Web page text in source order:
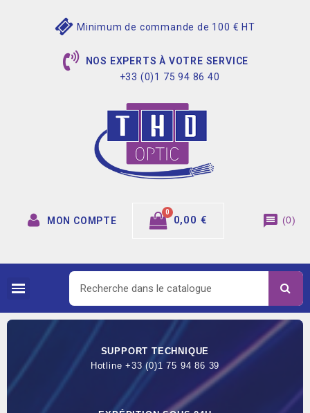
Minimum de commande de 100 € HT
NOS EXPERTS À VOTRE SERVICE
+33 (0)1 75 94 86 40
MON COMPTE 0,00 € message (0)
SUPPORT TECHNIQUE
Hotline +33 (0)1 75 94 86 39